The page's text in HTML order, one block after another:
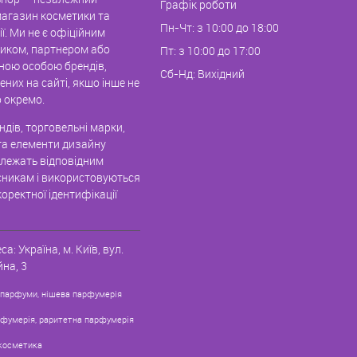
косметики та
Ми не є офіційним
партнером або
особою брендів,
на сайті, якщо інше не
окремо.
торговельні марки,
елементи дизайну
відповідним
і використовуються
ідентифікації
Україна, м. Київ, вул.
3
нішева парфумерія
раритетна парфумерія
Графік роботи
Пн-Чт: з 10:00 до 18:00
Пт: з 10:00 до 17:00
Сб-Нд: Вихідний